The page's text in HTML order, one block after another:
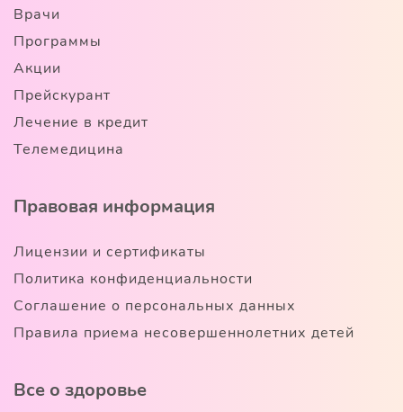
Врачи
Программы
Акции
Прейскурант
Лечение в кредит
Телемедицина
Правовая информация
Лицензии и сертификаты
Политика конфиденциальности
Соглашение о персональных данных
Правила приема несовершеннолетних детей
Все о здоровье